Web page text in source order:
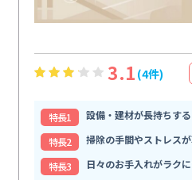
3.1 (4件)
特⻑1
設備・建材が長持ちする
特⻑2
掃除の手間やストレス
特⻑3
日々のお手入れがラク